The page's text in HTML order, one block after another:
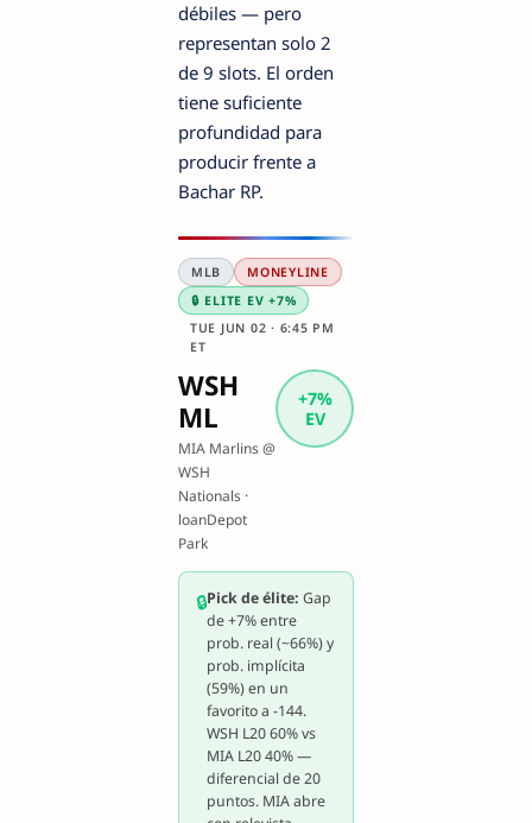
débiles — pero
representan solo 2
de 9 slots. El orden
tiene suficiente
profundidad para
producir frente a
Bachar RP.
MLB
MONEYLINE
🔒 ELITE EV +7%
TUE JUN 02 · 6:45 PM
ET
WSH
ML
MIA Marlins @
WSH
Nationals ·
loanDepot
Park
+7%
EV
🔒Pick de élite: Gap
de +7% entre
prob. real (~66%) y
prob. implícita
(59%) en un
favorito a -144.
WSH L20 60% vs
MIA L20 40% —
diferencial de 20
puntos. MIA abre